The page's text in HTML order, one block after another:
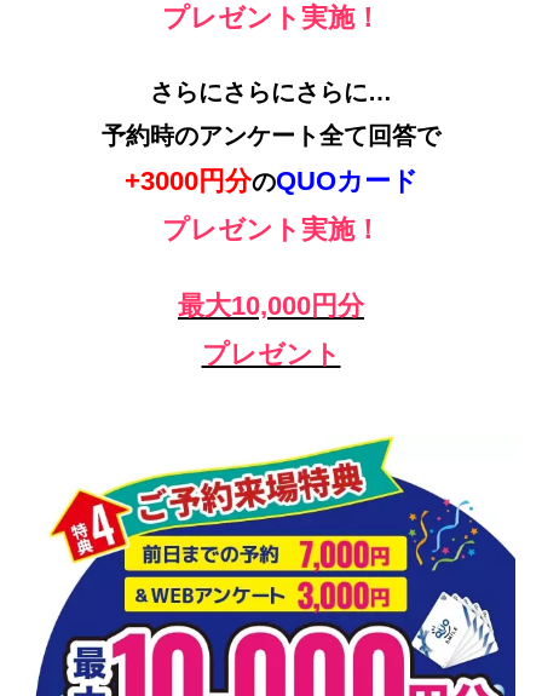
プレゼント実施！
さらにさらにさらに…
予約時のアンケート全て回答で
+3000円分のQUOカード
プレゼント実施！
最大10,000円分
プレゼント